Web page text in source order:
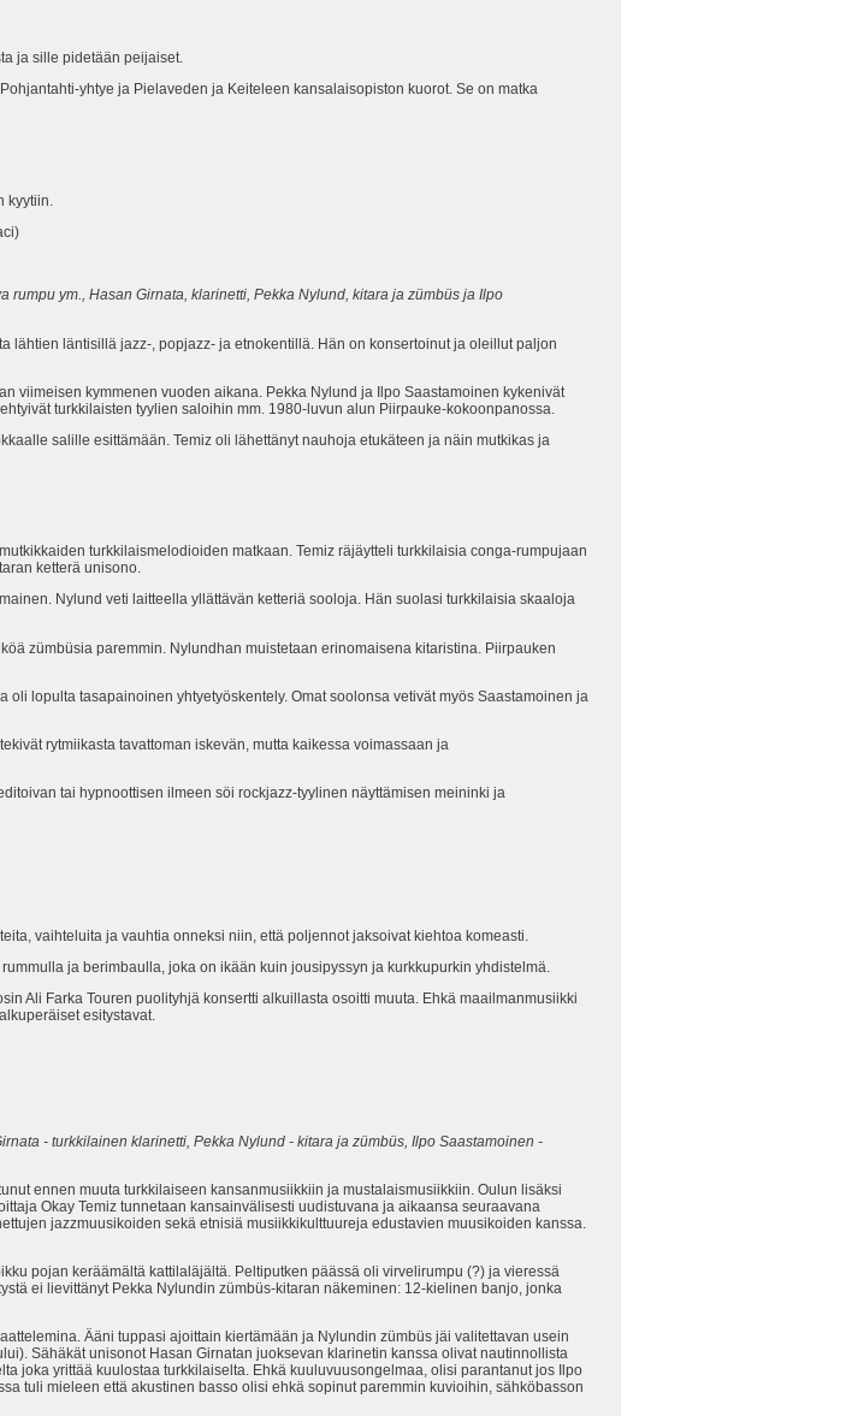
ja sille pidetään peijaiset.
yhtye ja Pielaveden ja Keiteleen kansalaisopiston kuorot. Se on matka
kyytiin.
rumpu ym., Hasan Girnata, klarinetti, Pekka Nylund, kitara ja zümbüs ja Ilpo
lähtien läntisillä jazz-, popjazz- ja etnokentillä. Hän on konsertoinut ja oleillut paljon
viimeisen kymmenen vuoden aikana. Pekka Nylund ja Ilpo Saastamoinen kykenivät
turkkilaisten tyylien saloihin mm. 1980-luvun alun Piirpauke-kokoonpanossa.
salille esittämään. Temiz oli lähettänyt nauhoja etukäteen ja näin mutkikas ja
turkkilaismelodioiden matkaan. Temiz räjäytteli turkkilaisia conga-rumpujaan
ketterä unisono.
Nylund veti laitteella yllättävän ketteriä sooloja. Hän suolasi turkkilaisia skaaloja
zümbüsia paremmin. Nylundhan muistetaan erinomaisena kitaristina. Piirpauken
lopulta tasapainoinen yhtyetyöskentely. Omat soolonsa vetivät myös Saastamoinen ja
rytmiikasta tavattoman iskevän, mutta kaikessa voimassaan ja
tai hypnoottisen ilmeen söi rockjazz-tyylinen näyttämisen meininki ja
vaihteluita ja vauhtia onneksi niin, että poljennot jaksoivat kiehtoa komeasti.
ja berimbaulla, joka on ikään kuin jousipyssyn ja kurkkupurkin yhdistelmä.
Ali Farka Touren puolityhjä konsertti alkuillasta osoitti muuta. Ehkä maailmanmusiikki
esitystavat.
- turkkilainen klarinetti, Pekka Nylund - kitara ja zümbüs, Ilpo Saastamoinen -
ennen muuta turkkilaiseen kansanmusiikkiin ja mustalaismusiikkiin. Oulun lisäksi
Okay Temiz tunnetaan kansainvälisesti uudistuvana ja aikaansa seuraavana
jazzmuusikoiden sekä etnisiä musiikkikulttuureja edustavien muusikoiden kanssa.
pojan keräämältä kattilaläjältä. Peltiputken päässä oli virvelirumpu (?) ja vieressä
ei lievittänyt Pekka Nylundin zümbüs-kitaran näkeminen: 12-kielinen banjo, jonka
Ääni tuppasi ajoittain kiertämään ja Nylundin zümbüs jäi valitettavan usein
Sähäkät unisonot Hasan Girnatan juoksevan klarinetin kanssa olivat nautinnollista
joka yrittää kuulostaa turkkilaiselta. Ehkä kuuluvuusongelmaa, olisi parantanut jos Ilpo
tuli mieleen että akustinen basso olisi ehkä sopinut paremmin kuvioihin, sähköbasson